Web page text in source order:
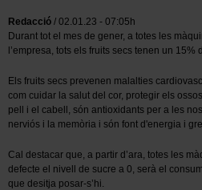
Redacció / 02.01.23 - 07:05h
Durant tot el mes de gener, a totes les
l’empresa, tots els fruits secs tenen un 15%
Els fruits secs prevenen malalties
com cuidar la salut del cor, protegir els
pell i el cabell, són antioxidants per a les
nerviós i la memòria i són font d'energia i
Cal destacar que, a partir d’ara, totes les
defecte el nivell de sucre a 0, serà el
que desitja posar-s’hi.